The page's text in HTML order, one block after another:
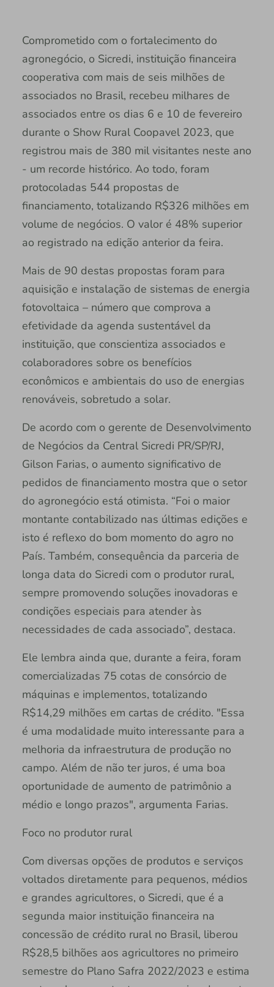
Comprometido com o fortalecimento do
agronegócio, o Sicredi, instituição financeira
cooperativa com mais de seis milhões de
associados no Brasil, recebeu milhares de
associados entre os dias 6 e 10 de fevereiro
durante o Show Rural Coopavel 2023, que
registrou mais de 380 mil visitantes neste ano
- um recorde histórico. Ao todo, foram
protocoladas 544 propostas de
financiamento, totalizando R$326 milhões em
volume de negócios. O valor é 48% superior
ao registrado na edição anterior da feira.
Mais de 90 destas propostas foram para
aquisição e instalação de sistemas de energia
fotovoltaica – número que comprova a
efetividade da agenda sustentável da
instituição, que conscientiza associados e
colaboradores sobre os benefícios
econômicos e ambientais do uso de energias
renováveis, sobretudo a solar.
De acordo com o gerente de Desenvolvimento
de Negócios da Central Sicredi PR/SP/RJ,
Gilson Farias, o aumento significativo de
pedidos de financiamento mostra que o setor
do agronegócio está otimista. “Foi o maior
montante contabilizado nas últimas edições e
isto é reflexo do bom momento do agro no
País. Também, consequência da parceria de
longa data do Sicredi com o produtor rural,
sempre promovendo soluções inovadoras e
condições especiais para atender às
necessidades de cada associado”, destaca.
Ele lembra ainda que, durante a feira, foram
comercializadas 75 cotas de consórcio de
máquinas e implementos, totalizando
R$14,29 milhões em cartas de crédito. "Essa
é uma modalidade muito interessante para a
melhoria da infraestrutura de produção no
campo. Além de não ter juros, é uma boa
oportunidade de aumento de patrimônio a
médio e longo prazos", argumenta Farias.
Foco no produtor rural
Com diversas opções de produtos e serviços
voltados diretamente para pequenos, médios
e grandes agricultores, o Sicredi, que é a
segunda maior instituição financeira na
concessão de crédito rural no Brasil, liberou
R$28,5 bilhões aos agricultores no primeiro
semestre do Plano Safra 2022/2023 e estima